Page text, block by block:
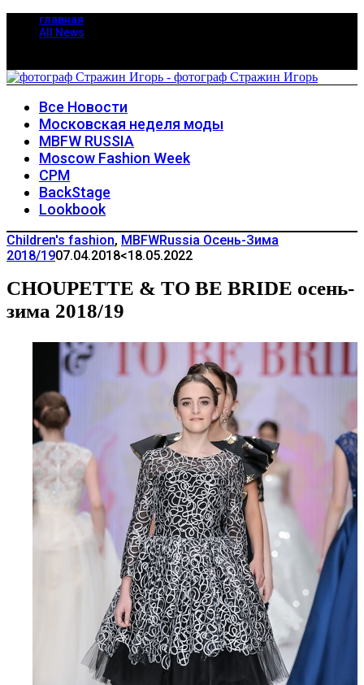
главная
All News
Все Новости
Московская неделя моды
MBFW RUSSIA
Moscow Fashion Week
CPM
BackStage
Lookbook
Children's fashion, MBFWRussia Осень-Зима
2018/1907.04.2018<18.05.2022
CHOUPETTE & TO BE BRIDE осень-
зима 2018/19